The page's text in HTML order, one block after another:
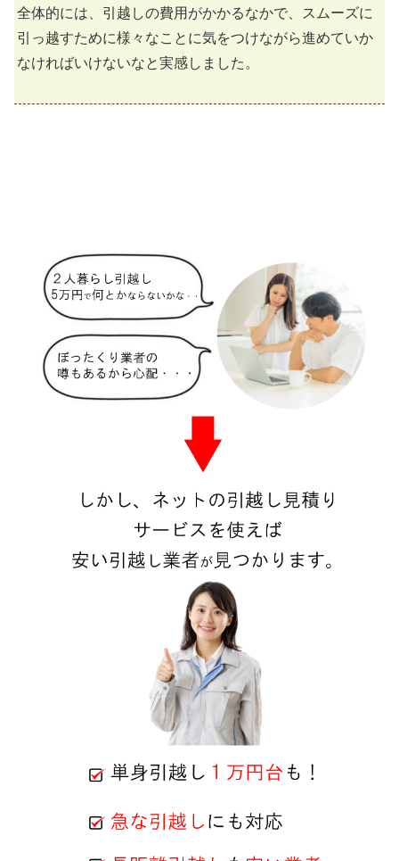
全体的には、引越しの費用がかかるなかで、スムーズに
引っ越すために様々なことに気をつけながら進めていか
なければいけないなと実感しました。